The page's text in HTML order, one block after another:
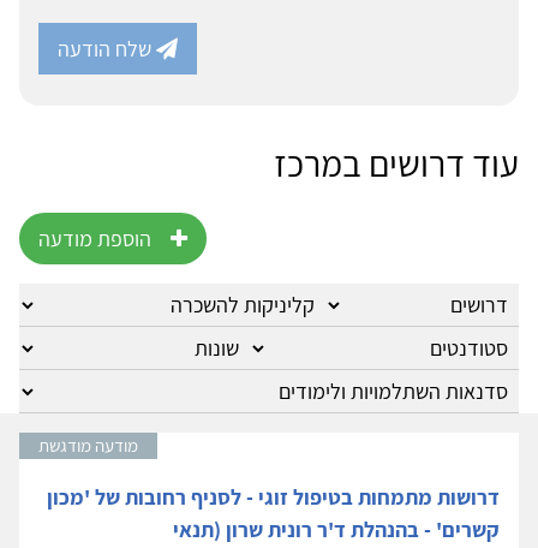
שלח הודעה
עוד דרושים במרכז
הוספת מודעה
מודעה מודגשת
דרושות מתמחות בטיפול זוגי - לסניף רחובות של 'מכון
קשרים' - בהנהלת ד'ר רונית שרון (תנאי